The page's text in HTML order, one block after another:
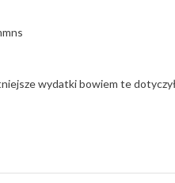
wydatki bowiem te